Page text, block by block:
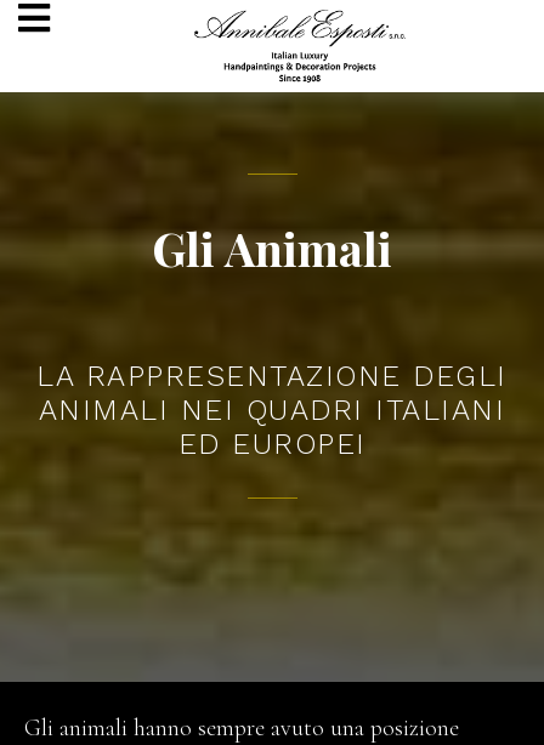
Gli Animali
LA RAPPRESENTAZIONE DEGLI
ANIMALI NEI QUADRI ITALIANI
ED EUROPEI
Gli animali hanno sempre avuto una posizione